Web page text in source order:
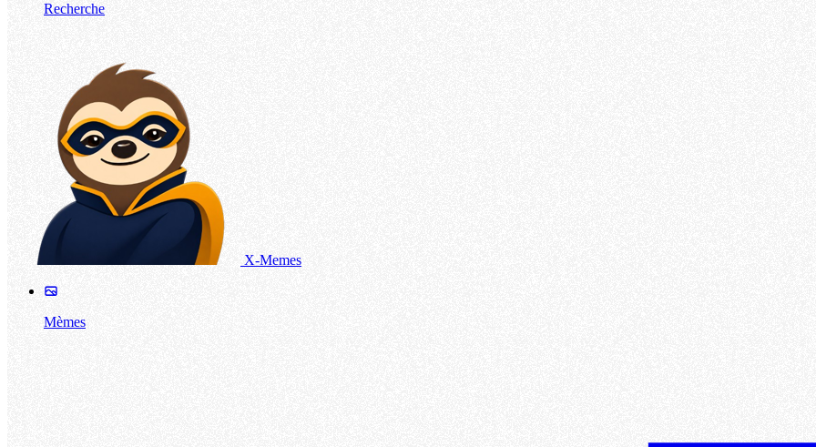
Recherche
X-Memes
Mèmes